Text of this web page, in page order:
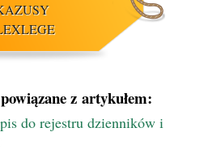
z artykułem:
do rejestru dzienników i